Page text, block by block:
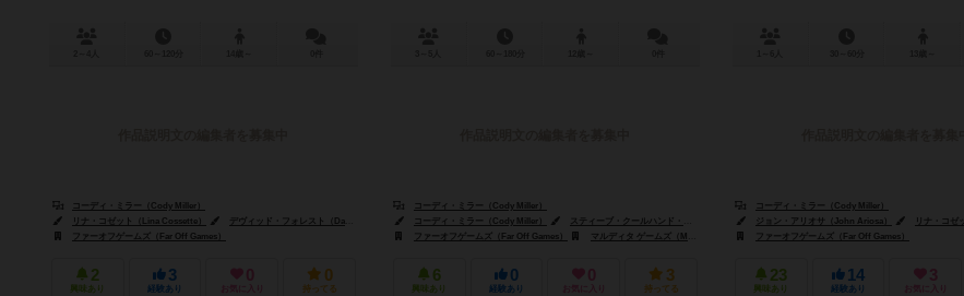
コーディ・ミラー（Cody Miller）
リナ・コゼット（Lina Cossette）
デヴィッド・フォレスト（David Forest）
ファーオフゲームズ（Far Off Games）
2
興味あり
3
経験あり
0
お気に入り
0
持ってる
コーディ・ミラー（Cody Miller）
コーディ・ミラー（Cody Miller）
スティーブ・クールハンド・タイラー（Steve "Coolhand" Tyler）
ピーター・ウォッケン（
ファーオフゲームズ（Far Off Games）
マルディタ ゲームズ（Maldito Games）
6
興味あり
0
経験あり
0
お気に入り
3
持ってる
コーディ・ミラー（Cody Miller）
ジョン・アリオサ（John Ariosa）
リナ・コゼッ
ファーオフゲームズ（Far Off Games）
23
興味あり
14
経験あり
3
お気に入り